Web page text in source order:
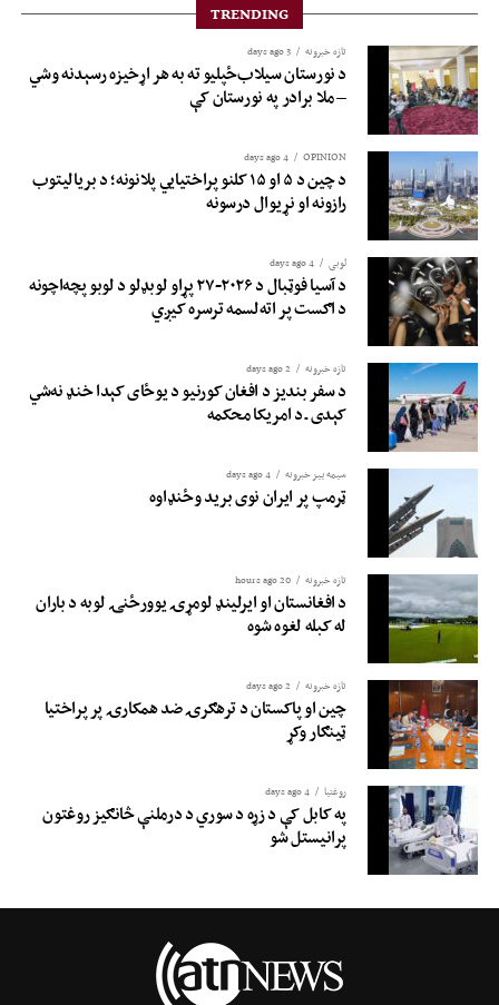
TRENDING
تازه خبرونه 3 days ago
د نورستان سیلاب‌ځپلیو ته به هر اړخیزه رسېدنه وشي
– ملا برادر په نورستان کې
OPINION
4 days ago
د چین د ۵ او ۱۵ کلنو پراختیايي پلانونه؛ د بريالیتوب
رازونه او نړيوال درسونه
لوبی 4 days ago
د آسیا فوټبال د ۲۰۲۶-۲۷ پړاو لوبډلو د لوبو پچه‌اچونه
د اګست پر اته‌لسمه ترسره کیږي
تازه خبرونه 2 days ago
د سفر بندیز د افغان کورنیو د یوځای کېدا خنډ نه‌شي
کېدی ـ د امریکا محکمه
سیمه ییز خبرونه 4 days ago
ټرمپ پر ایران نوی برید وځنډاوه
تازه خبرونه 20 hours ago
د افغانستان او ایرلینډ لومړۍ یوورځنۍ لوبه د باران
له کبله لغوه شوه
تازه خبرونه 2 days ago
چین او پاکستان د ترهګرۍ ضد همکارۍ پر پراختیا
ټینګار وکړ
روغتيا 4 days ago
په کابل کې د زړه د سوري د درملنې څانګیز روغتون
پرانیستل شو